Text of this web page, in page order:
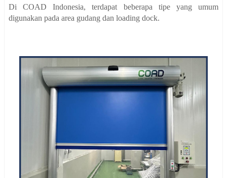
Di COAD Indonesia, terdapat beberapa tipe yang umum
digunakan pada area gudang dan loading dock.